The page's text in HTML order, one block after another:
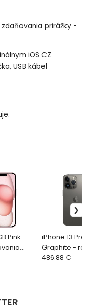
zdaňovania prirážky -
iOS CZ
USB kábel
Pink -
tovar
iPhone 13 Pro
Graphite -
486.88 €